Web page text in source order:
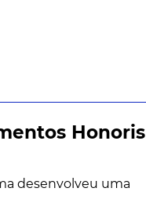
Honoris
desenvolveu uma